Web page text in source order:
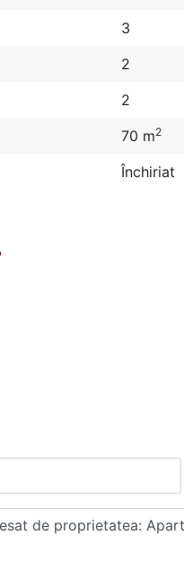
3
2
2
70 m2
Închiriat